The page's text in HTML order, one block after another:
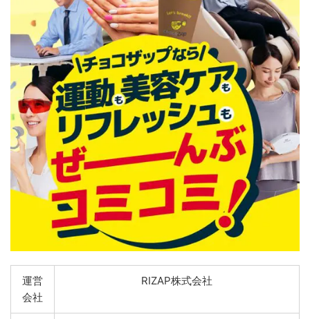
運営
会社
RIZAP株式会社